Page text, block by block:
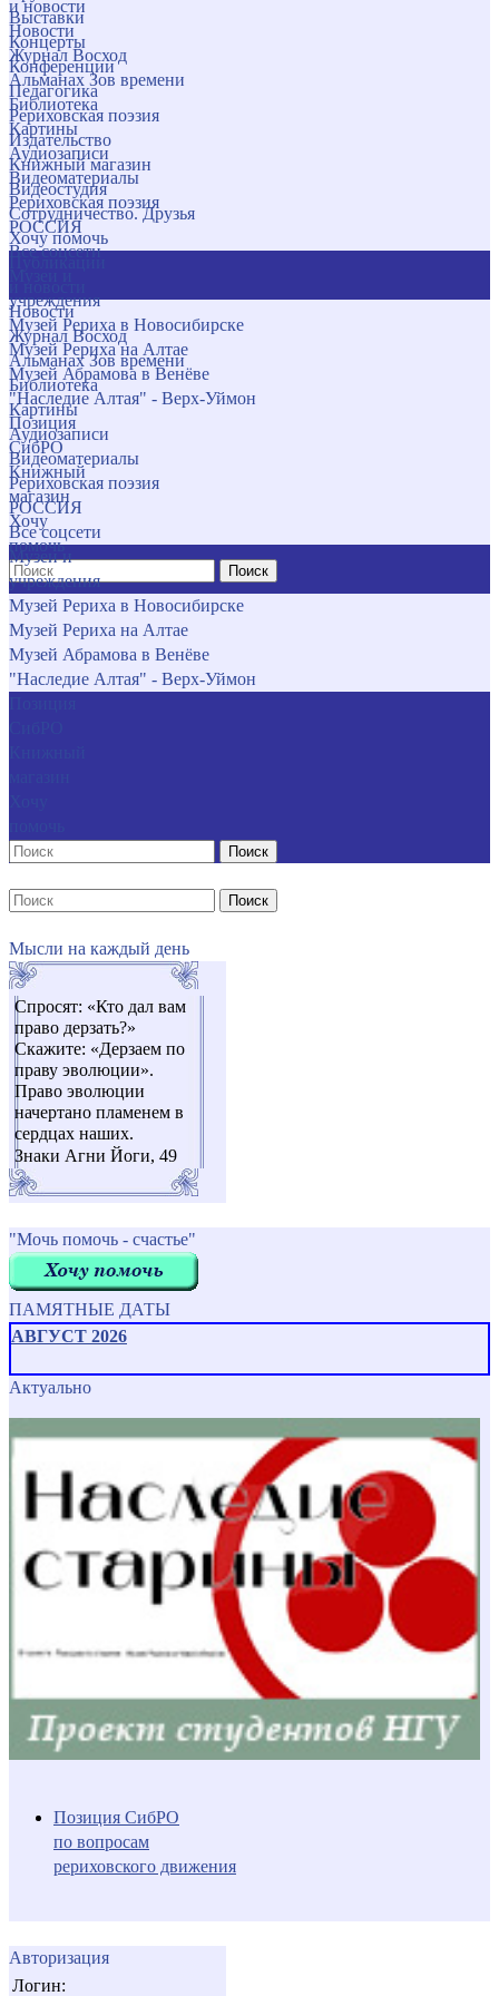
и новости
Новости
Журнал Восход
Альманах Зов времени
Библиотека
Картины
Аудиозаписи
Видеоматериалы
Рериховская поэзия
РОССИЯ
Все соцсети
учреждения
Музей Рериха в Новосибирске
Музей Рериха на Алтае
Музей Абрамова в Венёве
"Наследие Алтая" - Верх-Уймон
Позиция
СибРО
Книжный
магазин
Хочу
помочь
Поиск
Выставки
Концерты
Конференции
Педагогика
Рериховская поэзия
Издательство
Книжный магазин
Видеостудия
Сотрудничество. Друзья
Хочу помочь
Новости
Журнал Восход
Альманах Зов времени
Библиотека
Картины
Аудиозаписи
Видеоматериалы
Рериховская поэзия
РОССИЯ
Все соцсети
Музеи и
учреждения
Музей Рериха в Новосибирске
Музей Рериха на Алтае
Музей Абрамова в Венёве
"Наследие Алтая" - Верх-Уймон
Поиск
Поиск
Мысли на каждый день
Спросят: «Кто дал вам
право дерзать?»
Скажите: «Дерзаем по
праву эволюции».
Право эволюции
начертано пламенем в
сердцах наших.
Знаки Агни Йоги, 49
"Мочь помочь - счастье"
ПАМЯТНЫЕ ДАТЫ
АВГУСТ 2026
Актуально
Позиция СибРО
по вопросам
рериховского движения
Авторизация
Логин: